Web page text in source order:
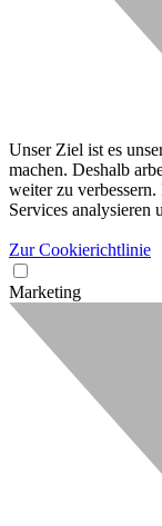
Unser Ziel ist es
machen. Deshalb
weiter zu
Services analysieren
Zur Cookierichtlinie
Marketing